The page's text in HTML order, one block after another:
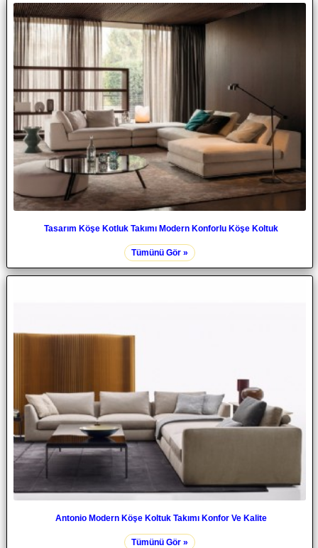
Tasarım Köşe Kotluk Takımı Modern Konforlu Köşe Koltuk
Tümünü Gör »
Antonio Modern Köşe Koltuk Takımı Konfor Ve Kalite
Tümünü Gör »